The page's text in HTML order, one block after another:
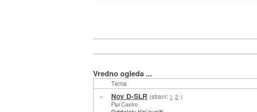
Vredno ogleda ...
Tema
» Nov D-SLR (strani: 1 2 )
Pipi Castro